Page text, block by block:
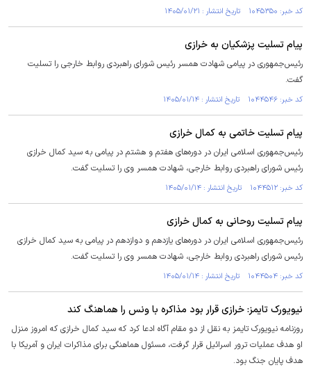
کد خبر: ۱۰۴۵۳۵۰ تاریخ انتشار : ۱۴۰۵/۰۱/۲۱
پیام تسلیت پزشکیان به خرازی
رئیس‌جمهوری در پیامی شهادت همسر رئیس شورای راهبردی روابط خارجی را تسلیت
گفت.
کد خبر: ۱۰۴۴۵۴۶ تاریخ انتشار : ۱۴۰۵/۰۱/۱۴
پیام تسلیت خاتمی به کمال خرازی
رئیس‌جمهوری اسلامی ایران در دوره‌های هفتم و هشتم در پیامی به سید کمال خرازی
رئیس شورای راهبردی روابط خارجی، شهادت همسر وی را تسلیت گفت.
کد خبر: ۱۰۴۴۵۱۲ تاریخ انتشار : ۱۴۰۵/۰۱/۱۴
پیام تسلیت روحانی به کمال خرازی
رئیس‌جمهوری اسلامی ایران در دوره‌های یازدهم و دوازدهم در پیامی به سید کمال خرازی
رئیس شورای راهبردی روابط خارجی، شهادت همسر وی را تسلیت گفت.
کد خبر: ۱۰۴۴۵۰۴ تاریخ انتشار : ۱۴۰۵/۰۱/۱۴
نیویورک تایمز: خرازی قرار بود مذاکره با ونس را هماهنگ کند
روزنامه نیویورک تایمز به نقل از دو مقام آگاه ادعا کرد که سید کمال خرازی که امروز منزل
او هدف عملیات ترور اسرائیل قرار گرفت، مسئول هماهنگی برای مذاکرات ایران و آمریکا با
هدف پایان جنگ بود.